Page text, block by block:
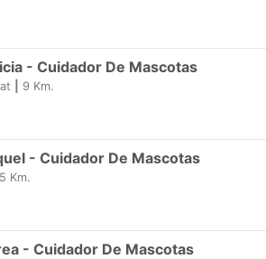
- Cuidador De Mascotas
9 Km.
- Cuidador De Mascotas
5 Km.
- Cuidador De Mascotas